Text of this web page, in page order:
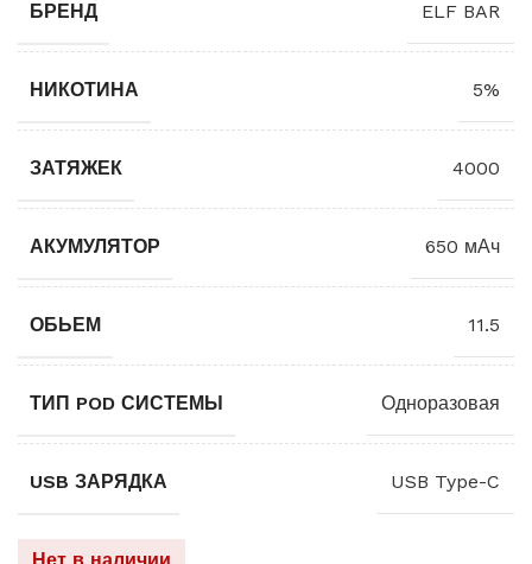
БРЕНД ELF BAR
НИКОТИНА 5%
ЗАТЯЖЕК 4000
АКУМУЛЯТОР 650 мАч
ОБЬЕМ 11.5
ТИП POD СИСТЕМЫ Одноразовая
USB ЗАРЯДКА USB Type-C